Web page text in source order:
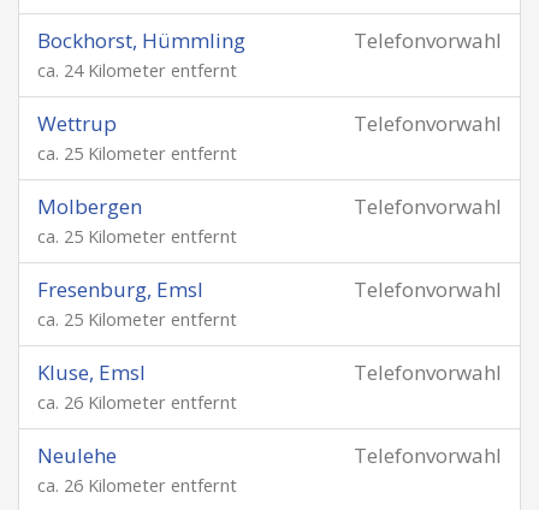
Telefonvorwahl
Bockhorst, Hümmling
ca. 24 Kilometer entfernt
Telefonvorwahl
Wettrup
ca. 25 Kilometer entfernt
Telefonvorwahl
Molbergen
ca. 25 Kilometer entfernt
Telefonvorwahl
Fresenburg, Emsl
ca. 25 Kilometer entfernt
Telefonvorwahl
Kluse, Emsl
ca. 26 Kilometer entfernt
Telefonvorwahl
Neulehe
ca. 26 Kilometer entfernt